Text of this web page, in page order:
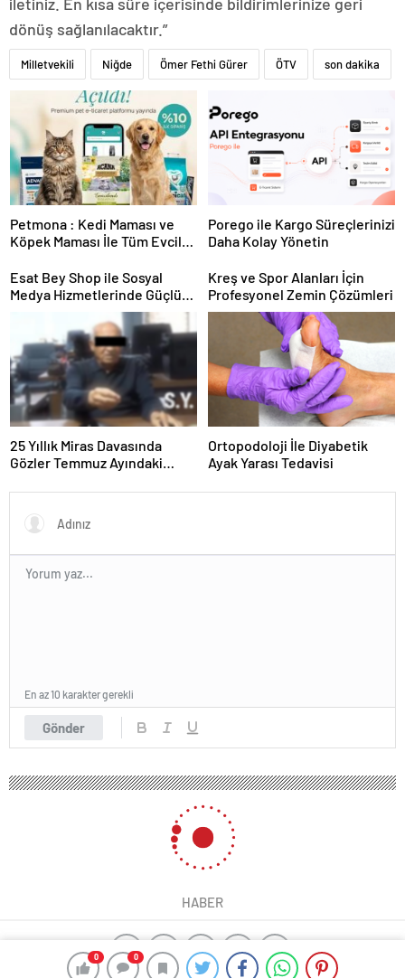
0 0
dönüş sağlanılacaktır.”
Milletvekili Niğde Ömer Fethi Gürer ÖTV son dakika
Petmona : Kedi Maması ve
Köpek Maması İle Tüm Evcil
Porego ile Kargo Süreçlerinizi
Daha Kolay Yönetin
Esat Bey Shop ile Sosyal
Medya Hizmetlerinde Güçlü
Kreş ve Spor Alanları İçin
Profesyonel Zemin Çözümleri
25 Yıllık Miras Davasında
Gözler Temmuz Ayındaki
Ortopodoloji İle Diyabetik
Ayak Yarası Tedavisi
Gönder
En az 10 karakter gerekli
HABER